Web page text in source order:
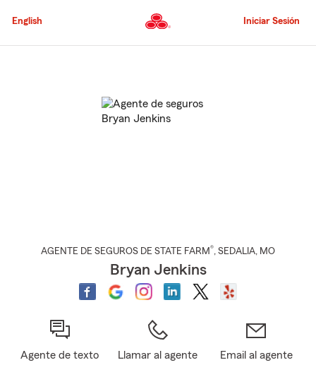
al
principal
English Iniciar Sesión
AGENTE DE SEGUROS DE STATE FARM®, SEDALIA, MO
Bryan Jenkins
Agente de texto Llamar al agente Email al agente